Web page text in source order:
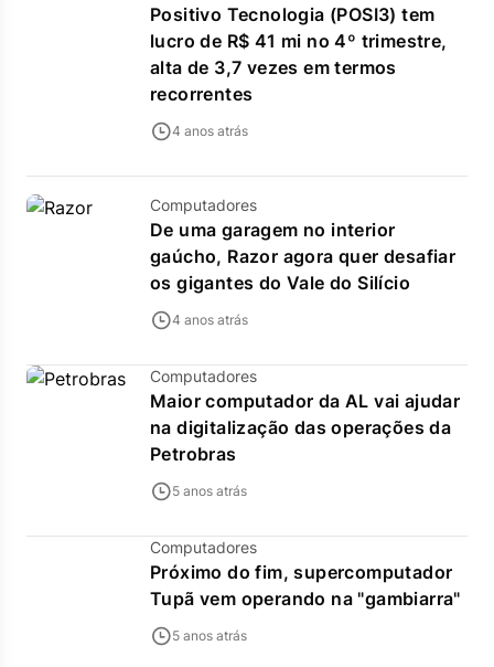
Positivo Tecnologia (POSI3) tem
lucro de R$ 41 mi no 4º trimestre,
alta de 3,7 vezes em termos
recorrentes
4 anos atrás
Computadores
De uma garagem no interior
gaúcho, Razor agora quer desafiar
os gigantes do Vale do Silício
4 anos atrás
Computadores
Maior computador da AL vai ajudar
na digitalização das operações da
Petrobras
5 anos atrás
Computadores
Próximo do fim, supercomputador
Tupã vem operando na "gambiarra"
5 anos atrás